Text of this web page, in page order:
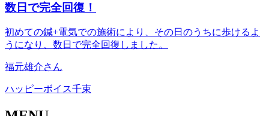
数日で完全回復！
初めての鍼+電気での施術により、その日のうちに歩けるよ
うになり、数日で完全回復しました。
福元雄介さん
ハッピーボイス千束